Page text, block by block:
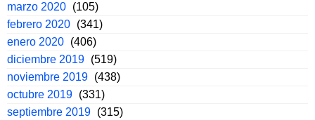
marzo 2020 (105)
febrero 2020 (341)
enero 2020 (406)
diciembre 2019 (519)
noviembre 2019 (438)
octubre 2019 (331)
septiembre 2019 (315)